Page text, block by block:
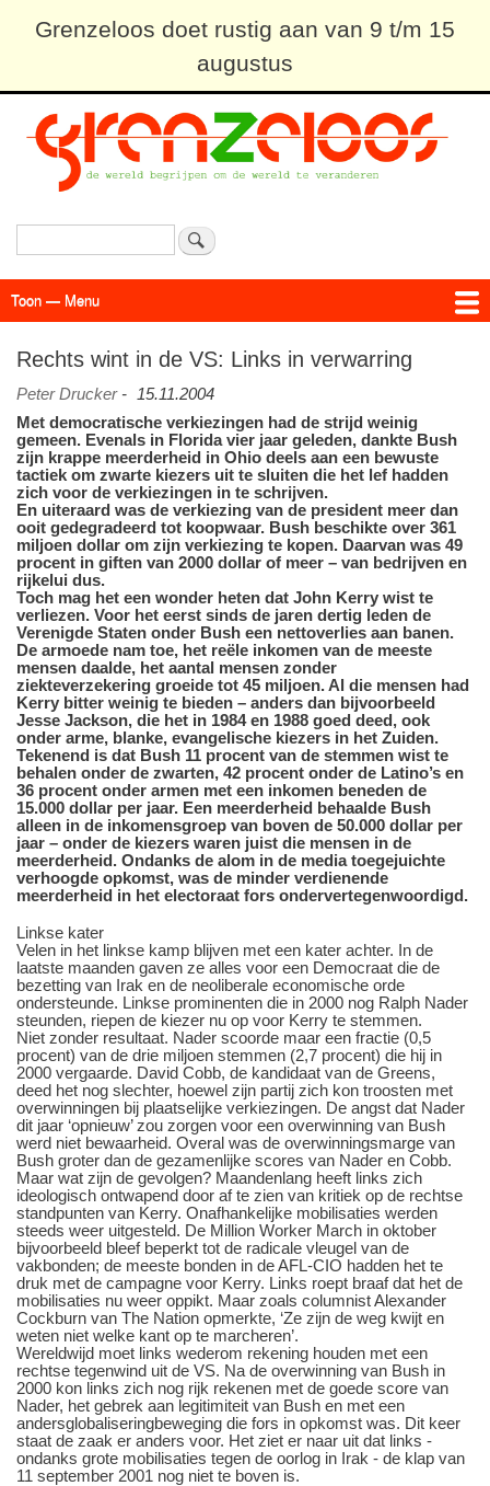
en
naar
inhoud
gaan
Grenzeloos doet rustig aan van 9 t/m 15
augustus
Zoeken
Menu
Toon — Menu
Rechts wint in de VS: Links in verwarring
Peter Drucker- 15.11.2004
Met democratische verkiezingen had de strijd weinig
gemeen. Evenals in Florida vier jaar geleden, dankte Bush
zijn krappe meerderheid in Ohio deels aan een bewuste
tactiek om zwarte kiezers uit te sluiten die het lef hadden
zich voor de verkiezingen in te schrijven.
En uiteraard was de verkiezing van de president meer dan
ooit gedegradeerd tot koopwaar. Bush beschikte over 361
miljoen dollar om zijn verkiezing te kopen. Daarvan was 49
procent in giften van 2000 dollar of meer – van bedrijven en
rijkelui dus.
Toch mag het een wonder heten dat John Kerry wist te
verliezen. Voor het eerst sinds de jaren dertig leden de
Verenigde Staten onder Bush een nettoverlies aan banen.
De armoede nam toe, het reële inkomen van de meeste
mensen daalde, het aantal mensen zonder
ziekteverzekering groeide tot 45 miljoen. Al die mensen had
Kerry bitter weinig te bieden – anders dan bijvoorbeeld
Jesse Jackson, die het in 1984 en 1988 goed deed, ook
onder arme, blanke, evangelische kiezers in het Zuiden.
Tekenend is dat Bush 11 procent van de stemmen wist te
behalen onder de zwarten, 42 procent onder de Latino’s en
36 procent onder armen met een inkomen beneden de
15.000 dollar per jaar. Een meerderheid behaalde Bush
alleen in de inkomensgroep van boven de 50.000 dollar per
jaar – onder de kiezers waren juist die mensen in de
meerderheid. Ondanks de alom in de media toegejuichte
verhoogde opkomst, was de minder verdienende
meerderheid in het electoraat fors ondervertegenwoordigd.
Linkse kater
Velen in het linkse kamp blijven met een kater achter. In de
laatste maanden gaven ze alles voor een Democraat die de
bezetting van Irak en de neoliberale economische orde
ondersteunde. Linkse prominenten die in 2000 nog Ralph Nader
steunden, riepen de kiezer nu op voor Kerry te stemmen.
Niet zonder resultaat. Nader scoorde maar een fractie (0,5
procent) van de drie miljoen stemmen (2,7 procent) die hij in
2000 vergaarde. David Cobb, de kandidaat van de Greens,
deed het nog slechter, hoewel zijn partij zich kon troosten met
overwinningen bij plaatselijke verkiezingen. De angst dat Nader
dit jaar ‘opnieuw’ zou zorgen voor een overwinning van Bush
werd niet bewaarheid. Overal was de overwinningsmarge van
Bush groter dan de gezamenlijke scores van Nader en Cobb.
Maar wat zijn de gevolgen? Maandenlang heeft links zich
ideologisch ontwapend door af te zien van kritiek op de rechtse
standpunten van Kerry. Onafhankelijke mobilisaties werden
steeds weer uitgesteld. De Million Worker March in oktober
bijvoorbeeld bleef beperkt tot de radicale vleugel van de
vakbonden; de meeste bonden in de AFL-CIO hadden het te
druk met de campagne voor Kerry. Links roept braaf dat het de
mobilisaties nu weer oppikt. Maar zoals columnist Alexander
Cockburn van The Nation opmerkte, ‘Ze zijn de weg kwijt en
weten niet welke kant op te marcheren’.
Wereldwijd moet links wederom rekening houden met een
rechtse tegenwind uit de VS. Na de overwinning van Bush in
2000 kon links zich nog rijk rekenen met de goede score van
Nader, het gebrek aan legitimiteit van Bush en met een
andersglobaliseringbeweging die fors in opkomst was. Dit keer
staat de zaak er anders voor. Het ziet er naar uit dat links -
ondanks grote mobilisaties tegen de oorlog in Irak - de klap van
11 september 2001 nog niet te boven is.